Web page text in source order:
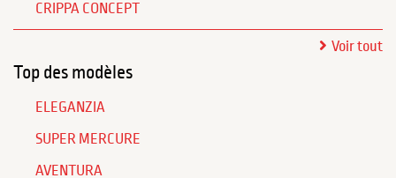
CRIPPA CONCEPT
Voir tout
Top des modèles
ELEGANZIA
SUPER MERCURE
AVENTURA